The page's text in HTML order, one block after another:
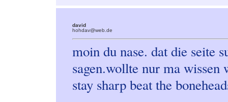
david
hohdav@web.de
moin du nase. dat die seite
sagen.wollte nur ma wissen
stay sharp beat the